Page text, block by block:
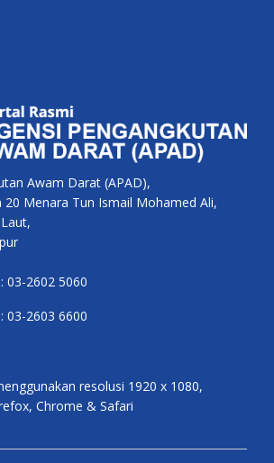
Awam Darat (APAD),
20 Menara Tun Ismail Mohamed Ali,
03-2602 5060
03-2603 6600
resolusi 1920 x 1080,
Chrome & Safari